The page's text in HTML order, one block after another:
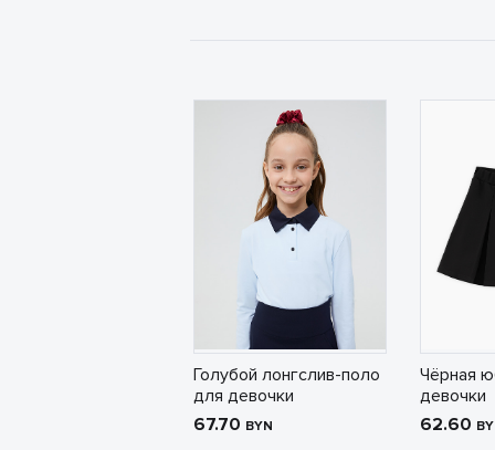
Голубой лонгслив-поло
для девочки
67.70 BYN
Чёрная
девочки
62.60